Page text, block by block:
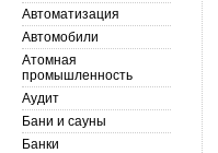
Автоматизация
Автомобили
Атомная
промышленность
Аудит
Бани и сауны
Банки